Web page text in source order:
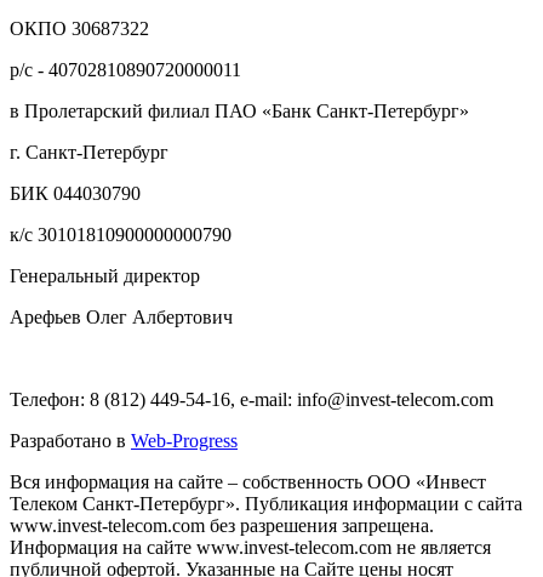
ОКПО 30687322
р/с - 40702810890720000011
в Пролетарский филиал ПАО «Банк Санкт-Петербург»
г. Санкт-Петербург
БИК 044030790
к/с 30101810900000000790
Генеральный директор
Арефьев Олег Албертович
Телефон: 8 (812) 449-54-16, e-mail: info@invest-telecom.com
Разработано в Web-Progress
Вся информация на сайте – собственность ООО «Инвест
Телеком Санкт-Петербург». Публикация информации с сайта
www.invest-telecom.com без разрешения запрещена.
Информация на сайте www.invest-telecom.com не является
публичной офертой. Указанные на Сайте цены носят